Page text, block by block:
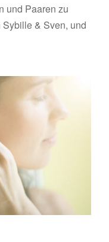
und Paaren zu
& Sven, und